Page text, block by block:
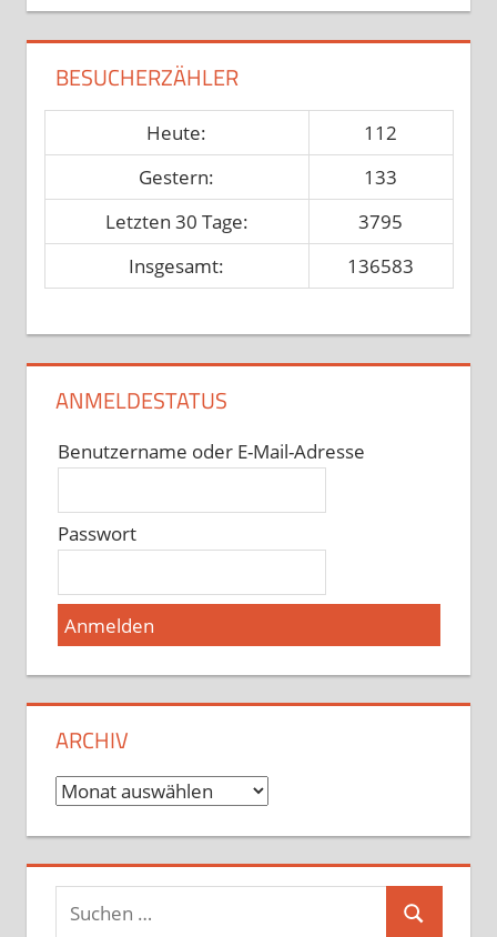
BESUCHERZÄHLER
Heute:
112
Gestern:
133
Letzten 30 Tage:
3795
Insgesamt:
136583
ANMELDESTATUS
Benutzername oder E-Mail-Adresse
Passwort
ARCHIV
Archiv
Suchen
Suchen